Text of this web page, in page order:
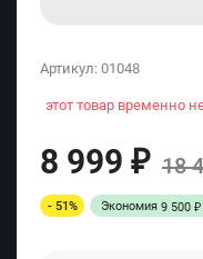
Артикул: 01048
этот товар временно
8 999 ₽ 18
- 51% Экономия 9 500 ₽